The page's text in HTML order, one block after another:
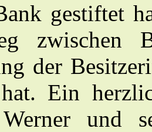
gestiftet
zwischen
der
Ein
und